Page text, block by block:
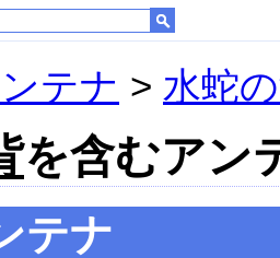
テナ > 水蛇
を含むアン
テナ